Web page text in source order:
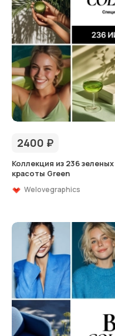
2400 ₽
Коллекция из 236
красоты Green
Welovegraphics